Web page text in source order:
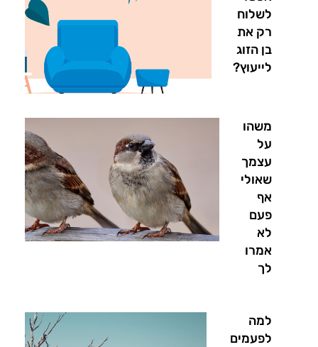
לשלוח
רק את
בן הזוג
לייעוץ?
משהו
על
עצמך
שאולי
אף
פעם
לא
אמרו
לך
למה
לפעמים